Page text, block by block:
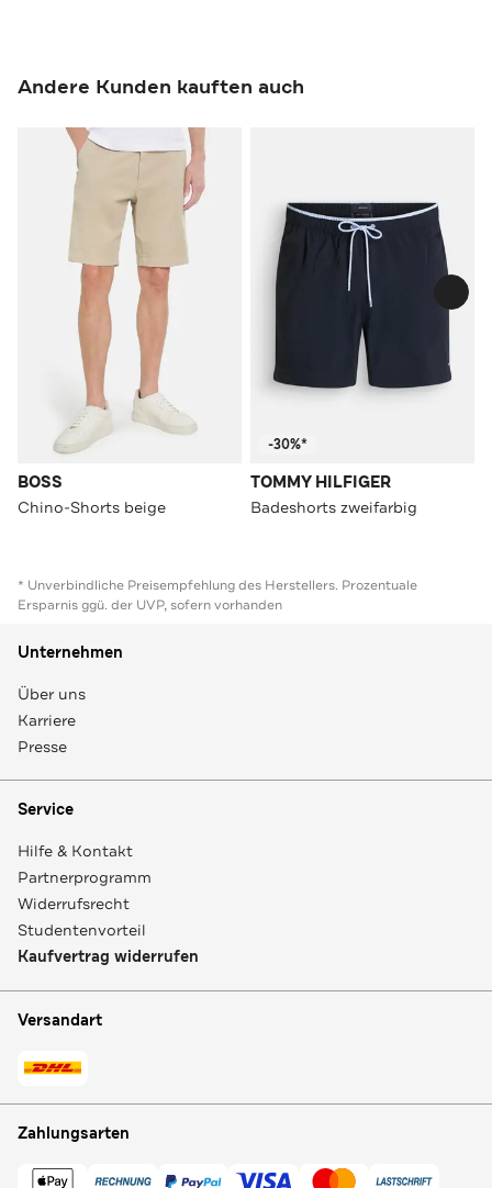
Andere Kunden kauften auch
BOSS
Chino-Shorts beige
-30%*
TOMMY HILFIGER
Badeshorts zweifarbig
* Unverbindliche Preisempfehlung des Herstellers. Prozentuale
Ersparnis ggü. der UVP, sofern vorhanden
Unternehmen
Über uns
Karriere
Presse
Service
Hilfe & Kontakt
Partnerprogramm
Widerrufsrecht
Studentenvorteil
Kaufvertrag widerrufen
Versandart
Zahlungsarten